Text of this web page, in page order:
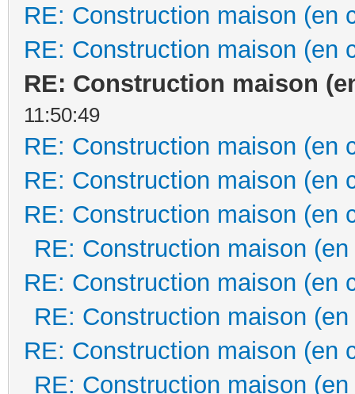
RE: Construction maison (en
RE: Construction maison (en
RE: Construction maison
11:50:49
RE: Construction maison (en
RE: Construction maison (en
RE: Construction maison (en
RE: Construction maison
RE: Construction maison (en
RE: Construction maison
RE: Construction maison (en
RE: Construction maison